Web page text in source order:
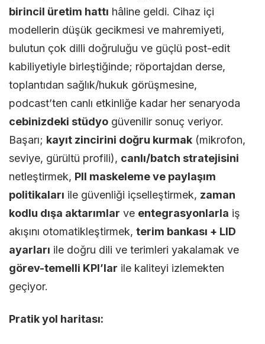
birincil üretim hattı hâline geldi. Cihaz içi
modellerin düşük gecikmesi ve mahremiyeti,
bulutun çok dilli doğruluğu ve güçlü post-edit
kabiliyetiyle birleştiğinde; röportajdan derse,
toplantıdan sağlık/hukuk görüşmesine,
podcast’ten canlı etkinliğe kadar her senaryoda
cebinizdeki stüdyo güvenilir sonuç veriyor.
Başarı; kayıt zincirini doğru kurmak (mikrofon,
seviye, gürültü profili), canlı/batch stratejisini
netleştirmek, PII maskeleme ve paylaşım
politikaları ile güvenliği içselleştirmek, zaman
kodlu dışa aktarımlar ve entegrasyonlarla iş
akışını otomatikleştirmek, terim bankası + LID
ayarları ile doğru dili ve terimleri yakalamak ve
görev-temelli KPI’lar ile kaliteyi izlemekten
geçiyor.
Pratik yol haritası: